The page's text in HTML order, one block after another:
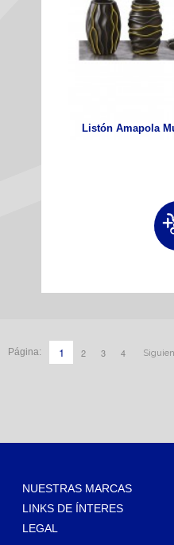
Listón Amapola
Página: 1 2 3 4
NUESTRAS MARCAS
LINKS DE ÍNTERES
LEGAL